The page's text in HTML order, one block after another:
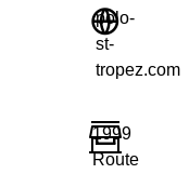
polo-
st-
tropez.com
1999
Route